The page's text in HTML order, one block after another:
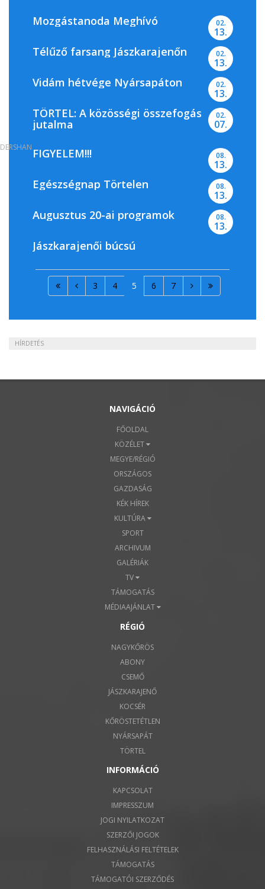
Mozgástanoda Meghívó 02.
13.
Télűző farsang Jászkarajenőn 02.
13.
Vidám hétvége Nyársapáton 02.
13.
TÖRTEL: A közösségi összefogás
jutalma
02.
07.
FIGYELEM!!! 08.
13.
Egészségnap Törtelen 08.
13.
Augusztus 20-ai programok 08.
13.
Jászkarajenői búcsú
3 4 5 6 7
HÍRDETÉS
NAVIGÁCIÓ
FŐOLDAL
KÖZÉLET
MEGYE/RÉGIÓ
ORSZÁGOS
GAZDASÁG
KÉK HÍREK
KULTÚRA
SPORT
ARCHIVUM
GALÉRIÁK
TV
TÁMOGATÁS
MÉDIAAJÁNLAT
RÉGIÓ
NAGYKŐRÖS
ABONY
CSEMŐ
JÁSZKARAJENŐ
KOCSÉR
KŐRÖSTETÉTLEN
NYÁRSAPÁT
TÖRTEL
DERSHAN
INFORMÁCIÓ
KAPCSOLAT
IMPRESSZUM
JOGI NYILATKOZAT
SZERZŐI JOGOK
FELHASZNÁLÁSI FELTÉTELEK
TÁMOGATÁS
TÁMOGATÓI SZERZŐDÉS